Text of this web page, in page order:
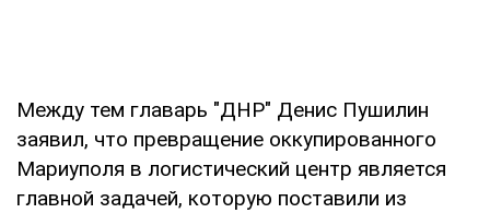
Между тем главарь "ДНР" Денис Пушилин
заявил, что превращение оккупированного
Мариуполя в логистический центр является
главной задачей, которую поставили из